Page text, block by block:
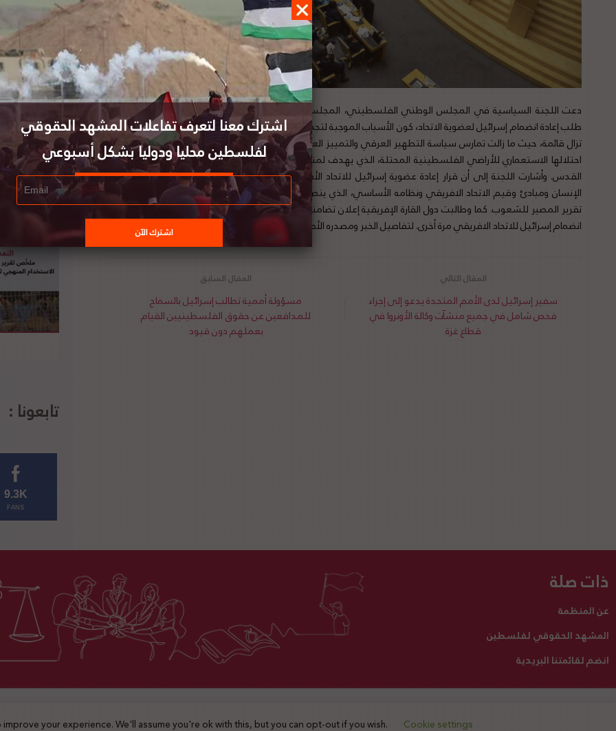
دعت اللجنة السياسية في المجلس الوطني الفلسطيني، المجلس التنفيذي للاتحاد الأفريقي بعدم المصادقة على
طلب إعادة انضمام إسرائيل لعضوية الاتحاد، كون الأسباب الموجبة لتجميد عضوية المراقب التي كانت تحظى بها إسرائيل ما
تزال قائمة، حيث ما زالت تمارس سياسة التطهير العرقي والتمييز العنصري، وترفض الالتزام بقرارات الشرعية الدولية بإنهاء
احتلالها الاستعماري للأراضي الفلسطينية المحتلة، الذي يهدف لمنع إقامة دولة فلسطين المستقلة وعاصمتها مدينة
القدس. وأشارت اللجنة إلى أن قرار إعادة عضوية إسرائيل للاتحاد الأفريقي يعد انتهاكا صارخا للميثاق الأفريقي لحقوق
الإنسان ومبادئ وقيم الاتحاد الافريقي ونظامه الأساسي، الذي ينص على نبذ ومحاربة العنصرية وإنهاء الاستعمار، وحق
تقرير المصير للشعوب. كما وطالبت دول القارة الإفريقية إعلان تضامنهم مع الشعب الفلسطيني، والضغط لإفشال إعادة
انضمام إسرائيل للاتحاد الافريقي مرة أخرى. لتفاصيل الخبر ومصدره الأصلي،
هنا
مسؤولة أممية تطالب إسرائيل بالسماح
للمدافعين عن حقوق الفلسطينيين القيام
بعملهم دون قيود
سفير إسرائيل لدى الأمم المتحدة يدعو إلى إجراء
فحص شامل في جميع منشآت وكالة الأونروا في
قطاع غزة
تابعونا :
9.3K
FANS
ذات صلة
عن المنظمة
المشهد الحقوقي لفلسطين
انضم لقائمتنا البريدية
اتصل بنا تبرع لنا 2025 © جميع الحقوق محفوظة
your experience. We'll assume you're ok with this, but you can opt-out if you wish. Cookie settings
اشترك معنا لتعرف تفاعلات المشهد الحقوقي
لفلسطين محليا ودوليا بشكل أسبوعي